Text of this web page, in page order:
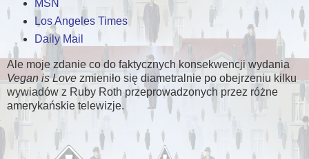
MSN
Los Angeles Times
Daily Mail
Ale moje zdanie co do faktycznych konsekwencji wydania
Vegan is Love zmieniło się diametralnie po obejrzeniu kilku
wywiadów z Ruby Roth przeprowadzonych przez różne
amerykańskie telewizje.